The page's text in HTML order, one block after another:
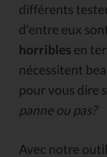
différents
d'entre eux
horribles en
nécessitent
pour vous dire
panne ou pas?
Avec notre